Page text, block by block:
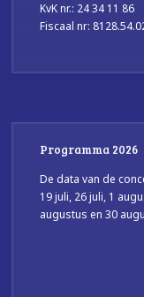
KvK nr.: 24 34 11 86
Fiscaal nr:
Programma 2026
De data van de
19 juli, 26 juli, 1
augustus en 30